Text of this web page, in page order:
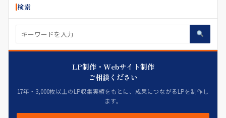
検索
LP制作・Webサイト制作
ご相談ください
17年・3,000枚以上のLP収集実績をもとに、成果につながるLPを制作し
ます。